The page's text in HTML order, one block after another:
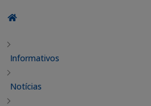
Informativos
Notícias